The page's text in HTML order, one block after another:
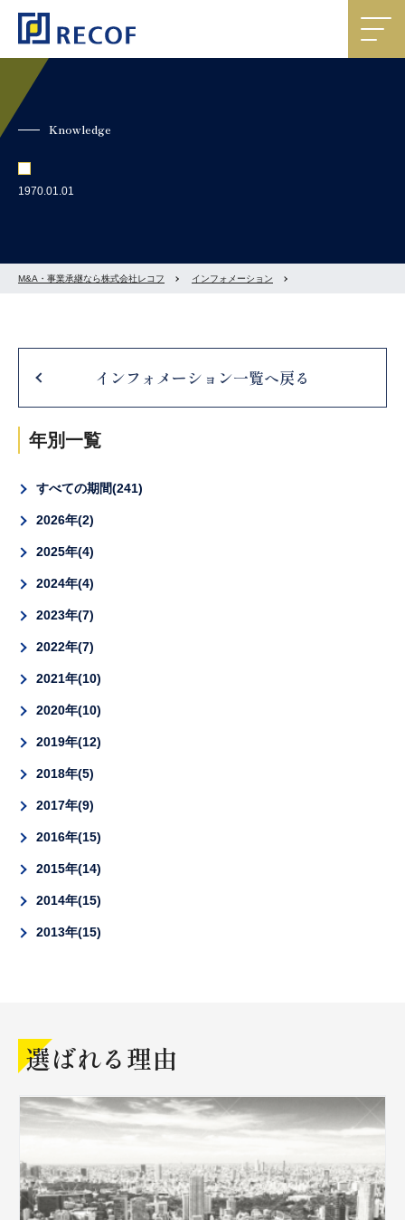
Knowledge
1970.01.01
M&A・事業承継なら株式会社レコフ インフォメーション
インフォメーション一覧へ戻る
年別一覧
すべての期間 241
2026年 2
2025年 4
2024年 4
2023年 7
2022年 7
2021年 10
2020年 10
2019年 12
2018年 5
2017年 9
2016年 15
2015年 14
2014年 15
2013年 15
選ばれる理由